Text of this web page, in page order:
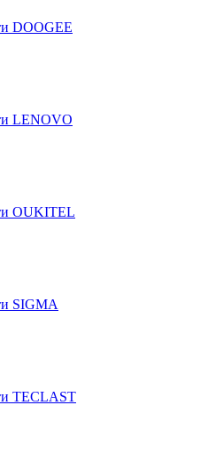
DOOGEE
LENOVO
OUKITEL
SIGMA
TECLAST